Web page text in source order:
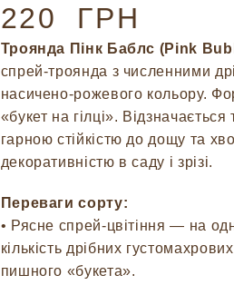
220 ГРН
Троянда Пінк Баблс (Pink
спрей-троянда з численними
насичено-рожевого кольору.
«букет на гілці».
гарною стійкістю до дощу та
декоративністю в саду і зрізі.
Переваги сорту:
• Рясне спрей-цвітіння — на
кількість дрібних
пишного «букета».